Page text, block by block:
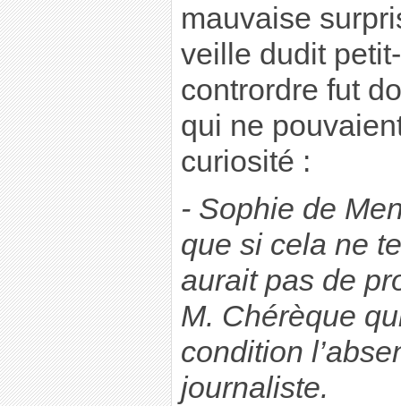
mauvaise
veille dudit
contrordre fut
qui ne
curiosité :
- Sophie de
que si cela ne
aurait pas de
M. Chérèque
condition
journaliste.